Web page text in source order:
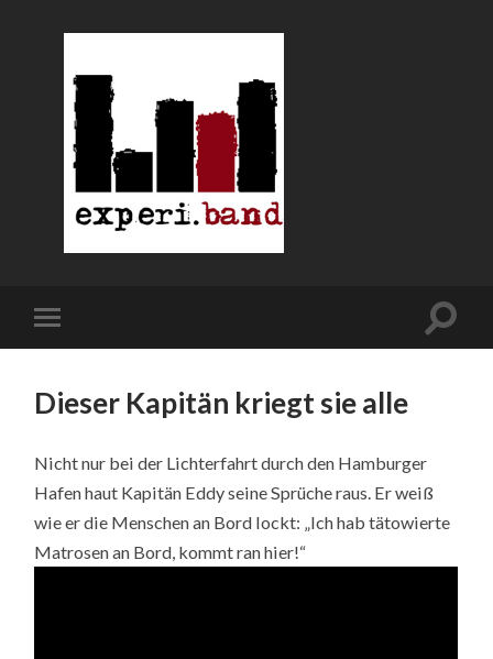
Dieser Kapitän kriegt sie alle
Nicht nur bei der Lichterfahrt durch den Hamburger
Hafen haut Kapitän Eddy seine Sprüche raus. Er weiß
wie er die Menschen an Bord lockt: „Ich hab tätowierte
Matrosen an Bord, kommt ran hier!“